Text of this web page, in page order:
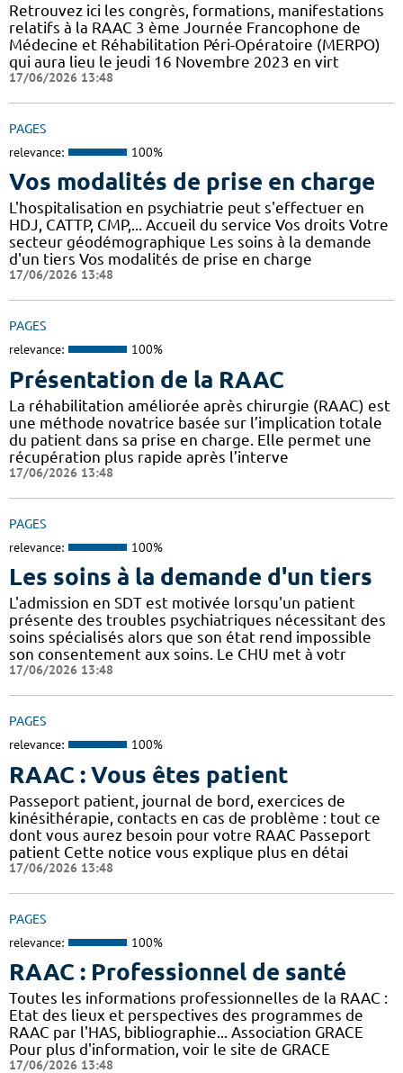
Retrouvez ici les congrès, formations, manifestations
relatifs à la RAAC 3 ème Journée Francophone de
Médecine et Réhabilitation Péri-Opératoire (MERPO)
qui aura lieu le jeudi 16 Novembre 2023 en virt
17/06/2026 13:48
PAGES
relevance: 100%
Vos modalités de prise en charge
L'hospitalisation en psychiatrie peut s'effectuer en
HDJ, CATTP, CMP,... Accueil du service Vos droits Votre
secteur géodémographique Les soins à la demande
d'un tiers Vos modalités de prise en charge
17/06/2026 13:48
PAGES
relevance: 100%
Présentation de la RAAC
La réhabilitation améliorée après chirurgie (RAAC) est
une méthode novatrice basée sur l’implication totale
du patient dans sa prise en charge. Elle permet une
récupération plus rapide après l’interve
17/06/2026 13:48
PAGES
relevance: 100%
Les soins à la demande d'un tiers
L'admission en SDT est motivée lorsqu'un patient
présente des troubles psychiatriques nécessitant des
soins spécialisés alors que son état rend impossible
son consentement aux soins. Le CHU met à votr
17/06/2026 13:48
PAGES
relevance: 100%
RAAC : Vous êtes patient
Passeport patient, journal de bord, exercices de
kinésithérapie, contacts en cas de problème : tout ce
dont vous aurez besoin pour votre RAAC Passeport
patient Cette notice vous explique plus en détai
17/06/2026 13:48
PAGES
relevance: 100%
RAAC : Professionnel de santé
Toutes les informations professionnelles de la RAAC :
Etat des lieux et perspectives des programmes de
RAAC par l'HAS, bibliographie... Association GRACE
Pour plus d'information, voir le site de GRACE
17/06/2026 13:48